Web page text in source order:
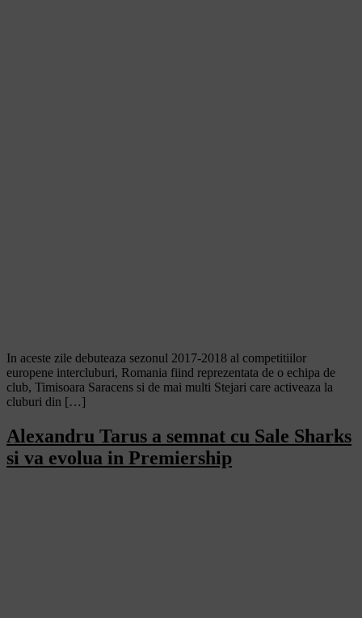
In aceste zile debuteaza sezonul 2017-2018 al competitiilor
europene intercluburi, Romania fiind reprezentata de o echipa de
club, Timisoara Saracens si de mai multi Stejari care activeaza la
cluburi din […]
Alexandru Tarus a semnat cu Sale Sharks
si va evolua in Premiership